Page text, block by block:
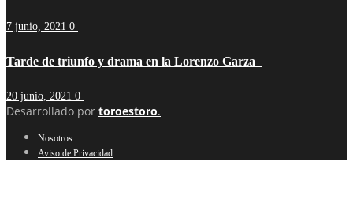
7 junio, 2021 0
Tarde de triunfo y drama en la Lorenzo Garza
20 junio, 2021 0
Desarrollado por toroestoro.
Nosotros
Aviso de Privacidad